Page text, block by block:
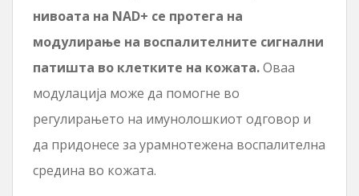
нивоата на NAD+ се протега на
модулирање на воспалителните сигнални
патишта во клетките на кожата.Оваа
модулација може да помогне во
регулирањето на имунолошкиот одговор и
да придонесе за урамнотежена воспалителна
средина во кожата.